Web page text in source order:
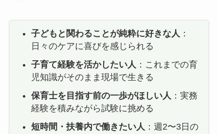
子どもと関わることが純粋に好きな人 ：
日々のケアに喜びを感じられる
子育て経験を活かしたい人 ：これまでの育
児知識がそのまま現場で生きる
保育士を目指す前の一歩がほしい人 ：実務
経験を積みながら試験に挑める
短時間・扶養内で働きたい人 ：週2〜3日の